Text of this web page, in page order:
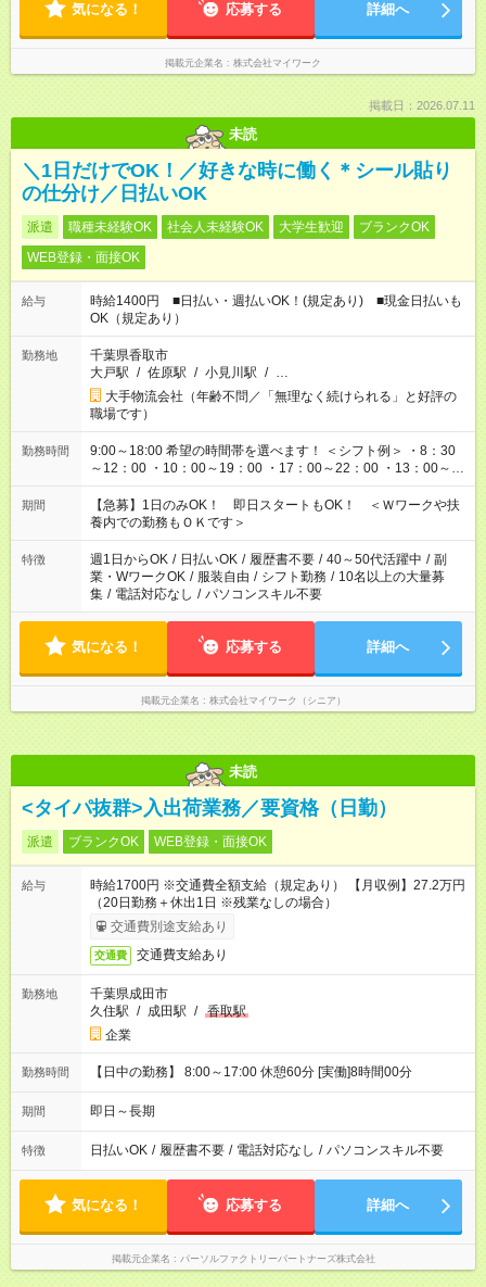
気になる！ 応募する 詳細へ
掲載元企業名 株式会社マイワーク
掲載日：2026.07.11
未読
＼1日だけでOK！／好きな時に働く＊シール貼り
の仕分け／日払いOK
派遣 職種未経験OK 社会人未経験OK 大学生歓迎
ブランクOK
WEB登録・面接OK
給与
時給1400円 ■日払い・週払いOK！(規定あり) ■現金日払いも
OK（規定あり）
勤務地
千葉県香取市
大戸駅 / 佐原駅 / 小見川駅 / …
大手物流会社（年齢不問／「無理なく続けられる」と好評の
職場です）
勤務時間
9:00～18:00 希望の時間帯を選べます！ ＜シフト例＞ ・8：30
～12：00 ・10：00～19：00 ・17：00～22：00 ・13：00～
22：00 ・22：00～翌6：00 など
期間
【急募】1日のみOK！ 即日スタートもOK！ ＜Ｗワークや扶
養内での勤務もＯＫです＞
特徴 週1日からOK / 日払いOK / 履歴書不要 / 40～50代活躍中 / 副
業・WワークOK / 服装自由 / シフト勤務 / 10名以上の大量募
集 / 電話対応なし / パソコンスキル不要
気になる！ 応募する 詳細へ
掲載元企業名 株式会社マイワーク（シニア）
未読
<タイパ抜群>入出荷業務／要資格（日勤）
派遣 ブランクOK WEB登録・面接OK
給与
時給1700円 ※交通費全額支給（規定あり） 【月収例】27.2万円
（20日勤務＋休出1日 ※残業なしの場合）
交通費別途支給あり
交通費 交通費支給あり
勤務地
千葉県成田市
久住駅 / 成田駅 / 香取駅
企業
勤務時間 【日中の勤務】 8:00～17:00 休憩60分 [実働]8時間00分
期間 即日～長期
特徴 日払いOK / 履歴書不要 / 電話対応なし / パソコンスキル不要
気になる！ 応募する 詳細へ
掲載元企業名 パーソルファクトリーパートナーズ株式会社